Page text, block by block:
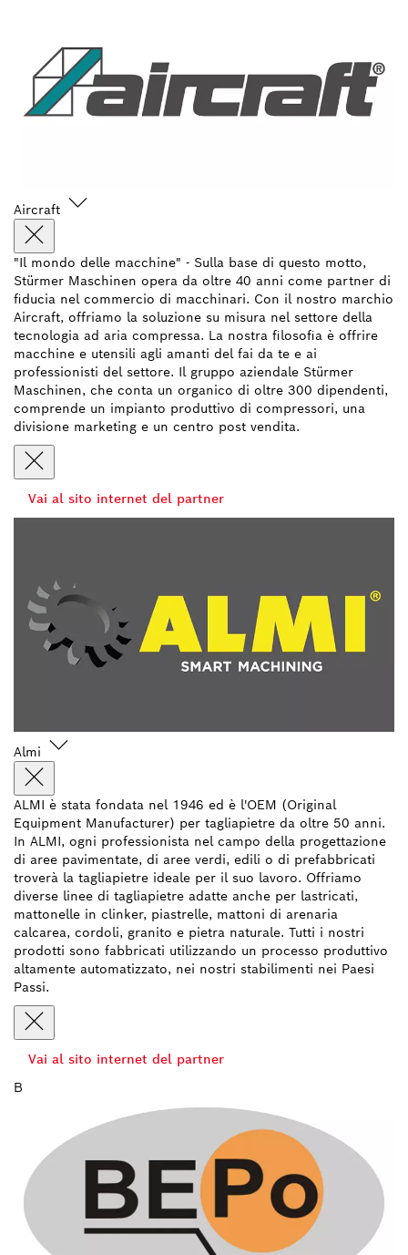
Aircraft
"Il mondo delle macchine" - Sulla base di questo motto,
Stürmer Maschinen opera da oltre 40 anni come partner di
fiducia nel commercio di macchinari. Con il nostro marchio
Aircraft, offriamo la soluzione su misura nel settore della
tecnologia ad aria compressa. La nostra filosofia è offrire
macchine e utensili agli amanti del fai da te e ai
professionisti del settore. Il gruppo aziendale Stürmer
Maschinen, che conta un organico di oltre 300 dipendenti,
comprende un impianto produttivo di compressori, una
divisione marketing e un centro post vendita.
Vai al sito internet del partner
Almi
ALMI è stata fondata nel 1946 ed è l'OEM (Original
Equipment Manufacturer) per tagliapietre da oltre 50 anni.
In ALMI, ogni professionista nel campo della progettazione
di aree pavimentate, di aree verdi, edili o di prefabbricati
troverà la tagliapietre ideale per il suo lavoro. Offriamo
diverse linee di tagliapietre adatte anche per lastricati,
mattonelle in clinker, piastrelle, mattoni di arenaria
calcarea, cordoli, granito e pietra naturale. Tutti i nostri
prodotti sono fabbricati utilizzando un processo produttivo
altamente automatizzato, nei nostri stabilimenti nei Paesi
Passi.
Vai al sito internet del partner
B